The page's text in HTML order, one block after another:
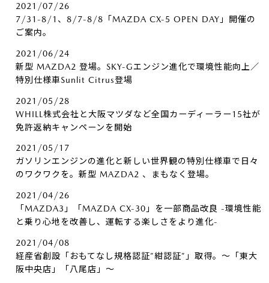
2021/07/26
7/31-8/1、8/7-8/8「MAZDA CX-5 OPEN DAY」開催の
ご案内。
2021/06/24
新型 MAZDA2 登場。SKY-Gエンジン進化で環境性能向上／
特別仕様車Sunlit Citrus登場
2021/05/28
WHILL株式会社と大阪マツダなど全国カーディーラー15社が
免許返納キャンペーンを開始
2021/05/17
ガソリンエンジンの進化と新しい世界観の特別仕様車で日々
のワクワクを。新型 MAZDA2 、まもなく登場。
2021/04/26
「MAZDA3」「MAZDA CX-30」を一部商品改良 -環境性能
と乗り心地を改善し、運転する楽しさをより進化-
2021/04/08
経産省創設「おもてなし規格認証”紺認証”」取得。～「東大
阪中央店」「八尾店」～